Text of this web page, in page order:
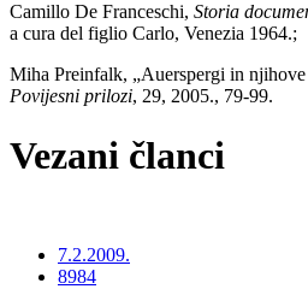
Camillo De Franceschi, Storia
a cura del figlio Carlo, Venezia 1964.;
Miha Preinfalk, „Auerspergi in
Povijesni prilozi, 29, 2005., 79-99.
Vezani članci
7.2.2009.
8984